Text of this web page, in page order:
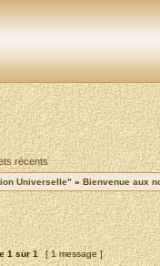
récents
Universelle" » Bienvenue aux
1sur1 [ 1 message ]